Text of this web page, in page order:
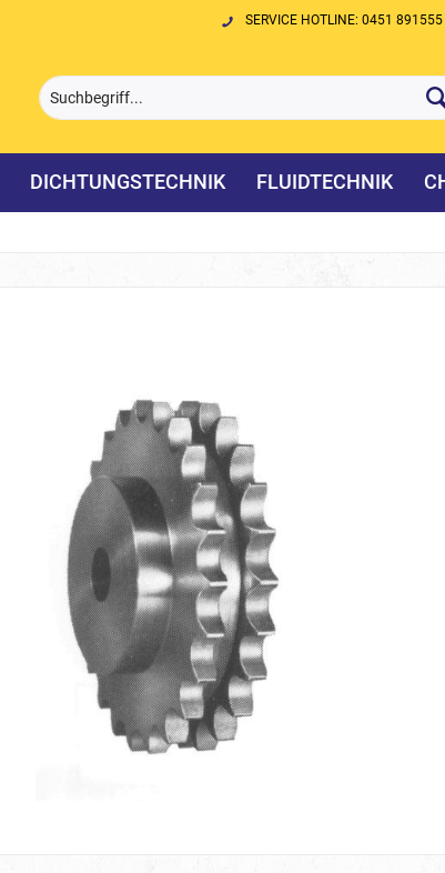
SERVICE HOTLINE: 0451 891555
DICHTUNGSTECHNIK FLUIDTECHNIK